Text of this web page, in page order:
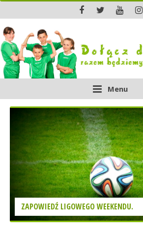
Menu
ZAPOWIEDŹ LIGOWEGO WEEKENDU.